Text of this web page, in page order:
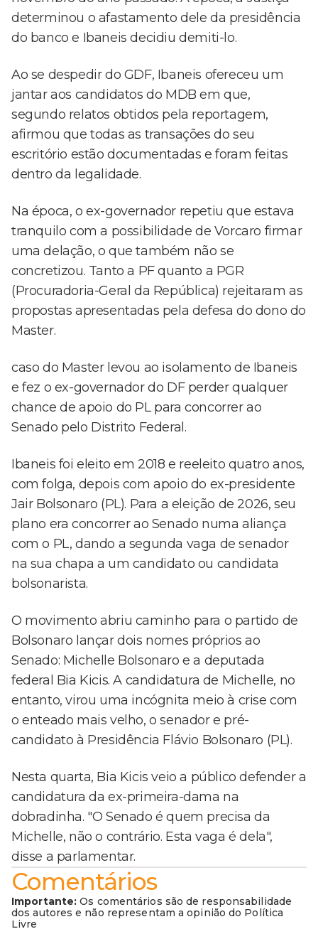
determinou o afastamento dele da presidência
do banco e Ibaneis decidiu demiti-lo.
Ao se despedir do GDF, Ibaneis ofereceu um
jantar aos candidatos do MDB em que,
segundo relatos obtidos pela reportagem,
afirmou que todas as transações do seu
escritório estão documentadas e foram feitas
dentro da legalidade.
Na época, o ex-governador repetiu que estava
tranquilo com a possibilidade de Vorcaro firmar
uma delação, o que também não se
concretizou. Tanto a PF quanto a PGR
(Procuradoria-Geral da República) rejeitaram as
propostas apresentadas pela defesa do dono do
Master.
caso do Master levou ao isolamento de Ibaneis
e fez o ex-governador do DF perder qualquer
chance de apoio do PL para concorrer ao
Senado pelo Distrito Federal.
Ibaneis foi eleito em 2018 e reeleito quatro anos,
com folga, depois com apoio do ex-presidente
Jair Bolsonaro (PL). Para a eleição de 2026, seu
plano era concorrer ao Senado numa aliança
com o PL, dando a segunda vaga de senador
na sua chapa a um candidato ou candidata
bolsonarista.
O movimento abriu caminho para o partido de
Bolsonaro lançar dois nomes próprios ao
Senado: Michelle Bolsonaro e a deputada
federal Bia Kicis. A candidatura de Michelle, no
entanto, virou uma incógnita meio à crise com
o enteado mais velho, o senador e pré-
candidato à Presidência Flávio Bolsonaro (PL).
Nesta quarta, Bia Kicis veio a público defender a
candidatura da ex-primeira-dama na
dobradinha. "O Senado é quem precisa da
Michelle, não o contrário. Esta vaga é dela",
disse a parlamentar.
Comentários
Importante: Os comentários são de responsabilidade
dos autores e não representam a opinião do Política
Livre